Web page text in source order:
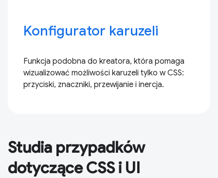
Konfigurator karuzeli
Funkcja podobna do kreatora, która pomaga
wizualizować możliwości karuzeli tylko w CSS:
przyciski, znaczniki, przewijanie i inercja.
Studia przypadków
dotyczące CSS i UI